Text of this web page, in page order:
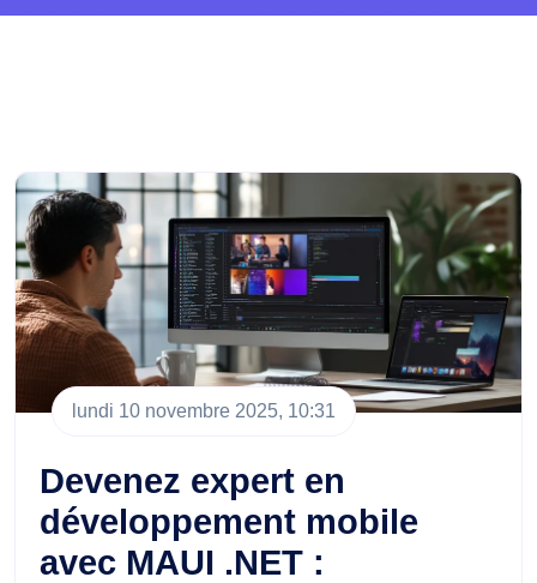
lundi 10 novembre 2025, 10:31
Devenez expert en
développement mobile
avec MAUI .NET :